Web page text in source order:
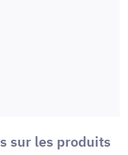
sur les produits